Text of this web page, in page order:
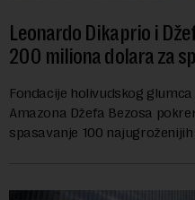
Leonardo Dikaprio i
200 miliona dolara za
Fondacije holivudskog
Amazona Džefa Bezosa
spasavanje 100